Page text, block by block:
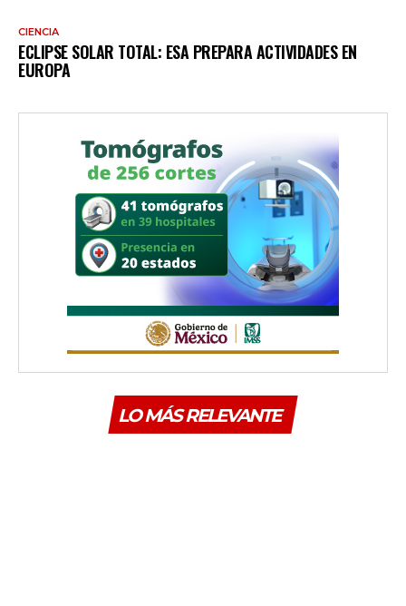
CIENCIA
ECLIPSE SOLAR TOTAL: ESA PREPARA ACTIVIDADES EN
EUROPA
LO MÁS RELEVANTE